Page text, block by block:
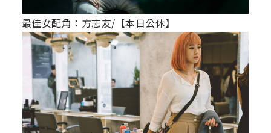
最佳女配角：方志友/【本日公休】